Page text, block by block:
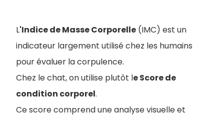
L'Indice de Masse Corporelle (IMC) est un
indicateur largement utilisé chez les humains
pour évaluer la corpulence.
Chez le chat, on utilise plutôt le Score de
condition corporel.
Ce score comprend une analyse visuelle et